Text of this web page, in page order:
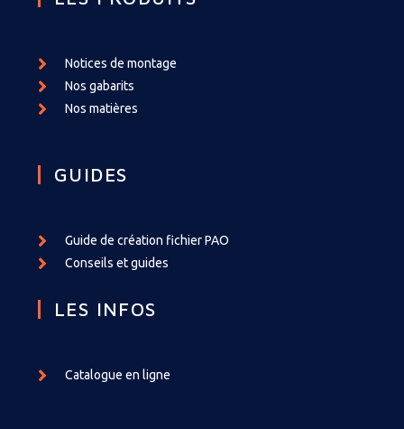
Notices de montage
Nos gabarits
Nos matières
GUIDES
Guide de création fichier PAO
Conseils et guides
LES INFOS
Catalogue en ligne